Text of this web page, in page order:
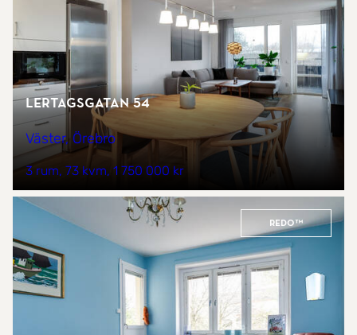
Lertagsgatan 54
Väster, Örebro
3 rum 73 kvm 1 750 000 kr
REDO™